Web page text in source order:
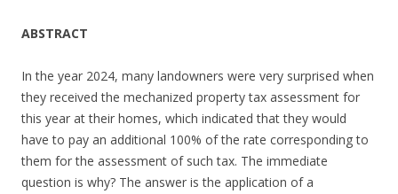
ABSTRACT
In the year 2024, many landowners were very surprised when
they received the mechanized property tax assessment for
this year at their homes, which indicated that they would
have to pay an additional 100% of the rate corresponding to
them for the assessment of such tax. The immediate
question is why? The answer is the application of a